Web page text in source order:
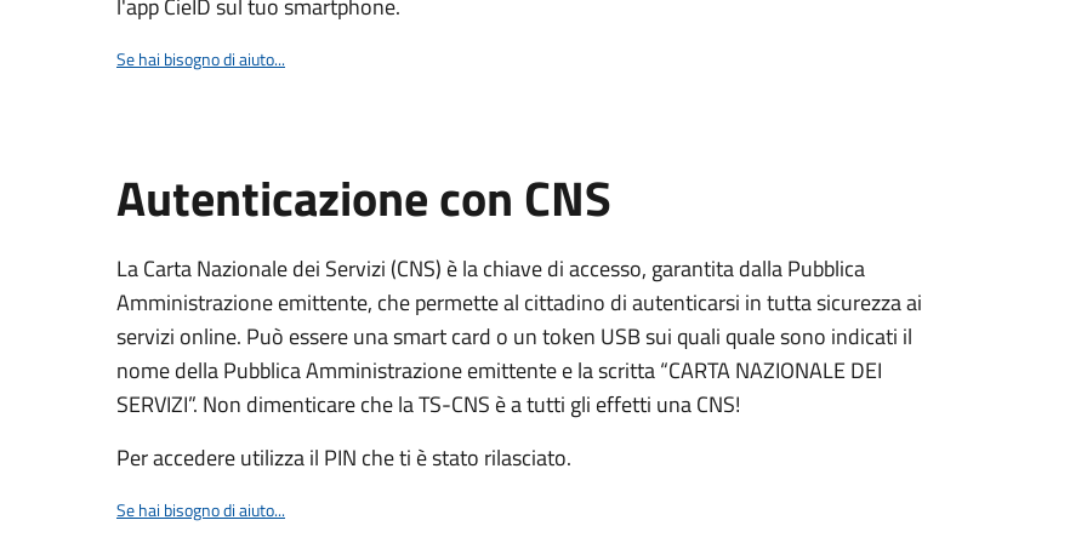
l'app CieID sul tuo smartphone.
Se hai bisogno di aiuto...
Autenticazione con CNS
La Carta Nazionale dei Servizi (CNS) è la chiave di accesso, garantita dalla Pubblica
Amministrazione emittente, che permette al cittadino di autenticarsi in tutta sicurezza ai
servizi online. Può essere una smart card o un token USB sui quali quale sono indicati il
nome della Pubblica Amministrazione emittente e la scritta “CARTA NAZIONALE DEI
SERVIZI”. Non dimenticare che la TS-CNS è a tutti gli effetti una CNS!
Per accedere utilizza il PIN che ti è stato rilasciato.
Se hai bisogno di aiuto...